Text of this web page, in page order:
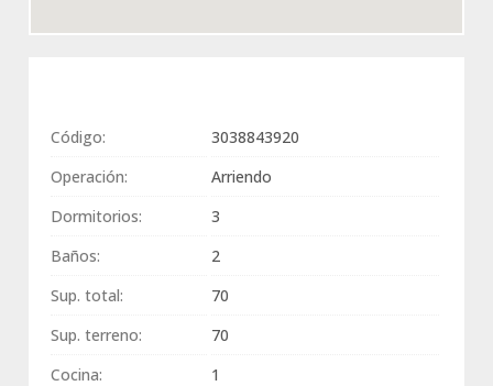
Código:
3038843920
Operación:
Arriendo
Dormitorios:
3
Baños:
2
Sup. total:
70
Sup. terreno:
70
Cocina:
1